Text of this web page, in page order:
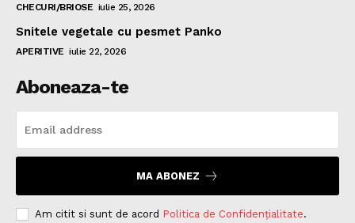
CHECURI/BRIOSE iulie 25, 2026
Snitele vegetale cu pesmet Panko
APERITIVE iulie 22, 2026
Aboneaza-te
MA ABONEZ
Am citit si sunt de acord Politica de Confidențialitate.